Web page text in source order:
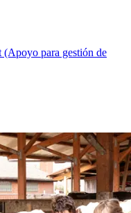
(Apoyo para gestión de